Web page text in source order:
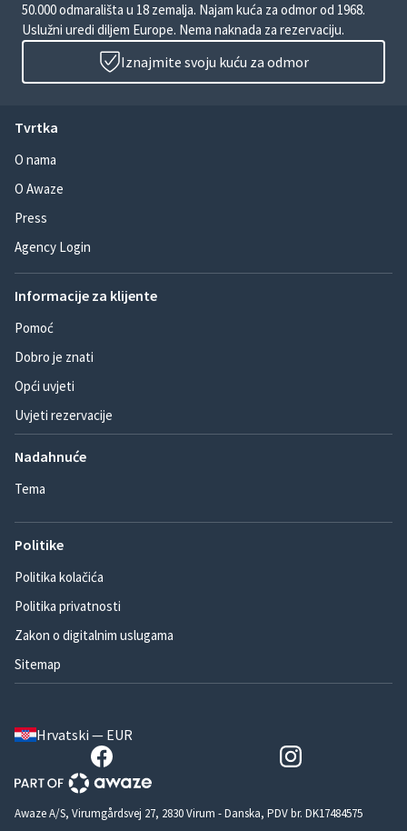
50.000 odmarališta u 18 zemalja. Najam kuća za odmor od 1968.
Uslužni uredi diljem Europe. Nema naknada za rezervaciju.
Iznajmite svoju kuću za odmor
Tvrtka
O nama
O Awaze
Press
Agency Login
Informacije za klijente
Pomoć
Dobro je znati
Opći uvjeti
Uvjeti rezervacije
Nadahnuće
Tema
Politike
Politika kolačića
Politika privatnosti
Zakon o digitalnim uslugama
Sitemap
Hrvatski — EUR
Awaze A/S, Virumgårdsvej 27, 2830 Virum - Danska, PDV br. DK17484575